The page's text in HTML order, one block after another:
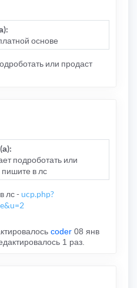
основе
или продаст
подроботать или
в лс
лс -ucp.php?
coder 08 янв
1 раз.